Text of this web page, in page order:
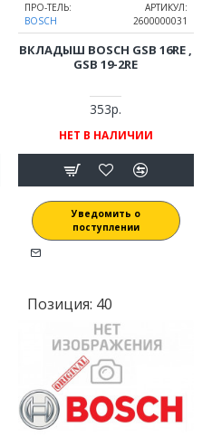
ПРО-ТЕЛЬ:
BOSCH
АРТИКУЛ:
2600000031
ВКЛАДЫШ BOSCH GSB 16RE ,
GSB 19-2RE
353р.
НЕТ В НАЛИЧИИ
Уведомить о
поступлении
Позиция: 40